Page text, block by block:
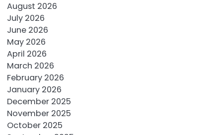
August 2026
July 2026
June 2026
May 2026
April 2026
March 2026
February 2026
January 2026
December 2025
November 2025
October 2025